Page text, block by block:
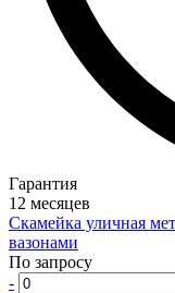
Гарантия
12 месяцев
Скамейка уличная
вазонами
По запросу
-